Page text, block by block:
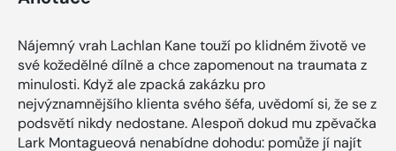
Nájemný vrah Lachlan Kane touží po klidném životě ve
své kožedělné dílně a chce zapomenout na traumata z
minulosti. Když ale zpacká zakázku pro
nejvýznamnějšího klienta svého šéfa, uvědomí si, že se z
podsvětí nikdy nedostane. Alespoň dokud mu zpěvačka
Lark Montagueová nenabídne dohodu: pomůže jí najít